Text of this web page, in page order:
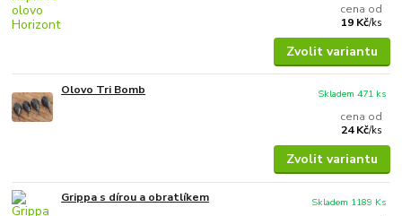
cena od
19 Kč/ks
Zvolit variantu
Olovo Tri Bomb
cena od
24 Kč/ks
Skladem 471 ks
Zvolit variantu
Grippa s dírou a obratlíkem
Skladem 1189 Ks